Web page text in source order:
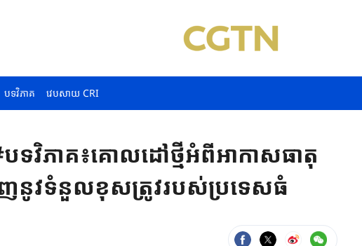
បទវិភាគ វេបសាយ CRI
ទវិភាគ៖គោលដៅថ្មីអំពីអាកាសធាតុ
នូវទំនួលខុសត្រូវរបស់ប្រទេសធំ